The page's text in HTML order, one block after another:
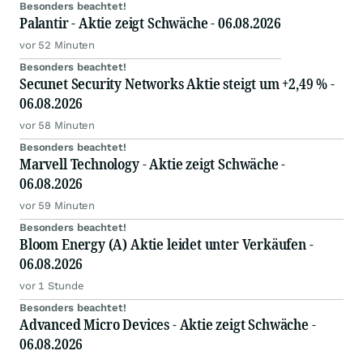
Besonders beachtet!
Palantir - Aktie zeigt Schwäche - 06.08.2026
vor 52 Minuten
Besonders beachtet!
Secunet Security Networks Aktie steigt um +2,49 % -
06.08.2026
vor 58 Minuten
Besonders beachtet!
Marvell Technology - Aktie zeigt Schwäche -
06.08.2026
vor 59 Minuten
Besonders beachtet!
Bloom Energy (A) Aktie leidet unter Verkäufen -
06.08.2026
vor 1 Stunde
Besonders beachtet!
Advanced Micro Devices - Aktie zeigt Schwäche -
06.08.2026